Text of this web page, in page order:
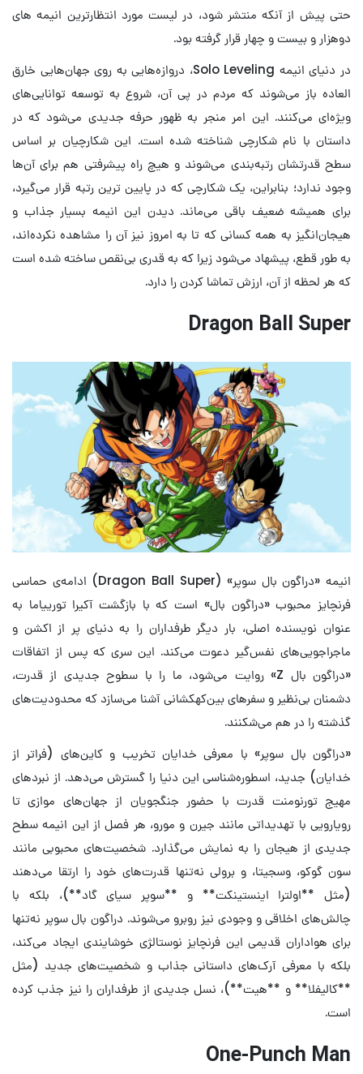
حتی پیش از آنکه منتشر شود، در لیست مورد انتظارترین انیمه های
دوهزار و بیست و چهار قرار گرفته بود.
در دنیای انیمه Solo Leveling، دروازه‌هایی به روی جهان‌هایی خارق
العاده باز می‌شوند که مردم در پی آن، شروع به توسعه توانایی‌های
ویژه‌ای می‌کنند. این امر منجر به ظهور حرفه جدیدی می‌شود که در
داستان با نام شکارچی شناخته شده است. این شکارچیان بر اساس
سطح قدرتشان رتبه‌بندی می‌شوند و هیچ راه پیشرفتی هم برای آن‌ها
وجود ندارد؛ بنابراین، یک شکارچی که در پایین ترین رتبه قرار می‌گیرد،
برای همیشه ضعیف باقی می‌ماند. دیدن این انیمه بسیار جذاب و
هیجان‌انگیز به همه کسانی که تا به امروز نیز آن را مشاهده نکرده‌اند،
به طور قطع، پیشهاد می‌شود زیرا که به قدری بی‌نقص ساخته شده است
که هر لحظه از آن، ارزش تماشا کردن را دارد.
Dragon Ball Super
انیمه «دراگون بال سوپر» (Dragon Ball Super) ادامه‌ی حماسی
فرنچایز محبوب «دراگون بال» است که با بازگشت آکیرا تورییاما به
عنوان نویسنده اصلی، بار دیگر طرفداران را به دنیای پر از اکشن و
ماجراجویی‌های نفس‌گیر دعوت می‌کند. این سری که پس از اتفاقات
«دراگون بال Z» روایت می‌شود، ما را با سطوح جدیدی از قدرت،
دشمنان بی‌نظیر و سفرهای بین‌کهکشانی آشنا می‌سازد که محدودیت‌های
گذشته را در هم می‌شکنند.
«دراگون بال سوپر» با معرفی خدایان تخریب و کاین‌های (فراتر از
خدایان) جدید، اسطوره‌شناسی این دنیا را گسترش می‌دهد. از نبردهای
مهیج تورنومنت قدرت با حضور جنگجویان از جهان‌های موازی تا
رویارویی با تهدیداتی مانند جیرن و مورو، هر فصل از این انیمه سطح
جدیدی از هیجان را به نمایش می‌گذارد. شخصیت‌های محبوبی مانند
سون گوکو، وسجیتا، و برولی نه‌تنها قدرت‌های خود را ارتقا می‌دهند
(مثل **اولترا اینستینکت** و **سوپر سیای گاد**)، بلکه با
چالش‌های اخلاقی و وجودی نیز روبرو می‌شوند. دراگون بال سوپر نه‌تنها
برای هواداران قدیمی این فرنچایز نوستالژی خوشایندی ایجاد می‌کند،
بلکه با معرفی آرک‌های داستانی جذاب و شخصیت‌های جدید (مثل
**کالیفلا** و **هیت**)، نسل جدیدی از طرفداران را نیز جذب کرده
است.
One-Punch Man